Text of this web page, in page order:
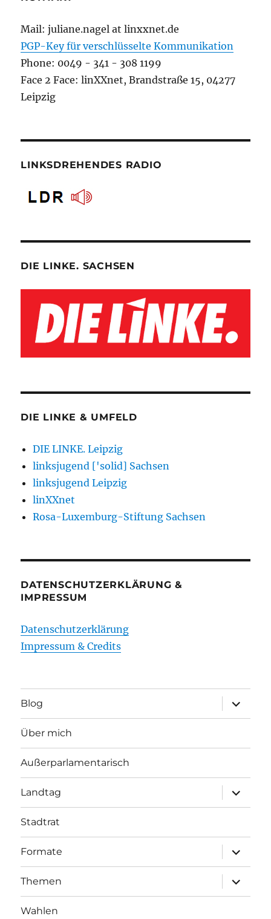
Mail: juliane.nagel at linxxnet.de
PGP-Key für verschlüsselte Kommunikation
Phone: 0049 - 341 - 308 1199
Face 2 Face: linXXnet, Brandstraße 15, 04277
Leipzig
LINKSDREHENDES RADIO
DIE LINKE. SACHSEN
DIE LINKE & UMFELD
DIE LINKE. Leipzig
linksjugend ['solid] Sachsen
linksjugend Leipzig
linXXnet
Rosa-Luxemburg-Stiftung Sachsen
DATENSCHUTZERKLÄRUNG &
IMPRESSUM
Datenschutzerklärung
Impressum & Credits
Blog
öffnen
Über mich
Außerparlamentarisch
Landtag
öffnen
Stadtrat
Formate
öffnen
Themen
öffnen
Wahlen